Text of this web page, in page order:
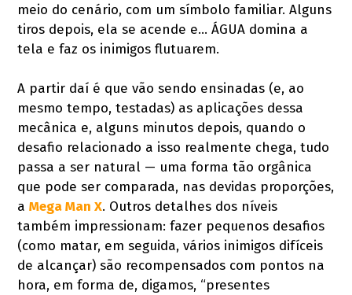
meio do cenário, com um símbolo familiar. Alguns
tiros depois, ela se acende e… ÁGUA domina a
tela e faz os inimigos flutuarem.
A partir daí é que vão sendo ensinadas (e, ao
mesmo tempo, testadas) as aplicações dessa
mecânica e, alguns minutos depois, quando o
desafio relacionado a isso realmente chega, tudo
passa a ser natural — uma forma tão orgânica
que pode ser comparada, nas devidas proporções,
aMega Man X. Outros detalhes dos níveis
também impressionam: fazer pequenos desafios
(como matar, em seguida, vários inimigos difíceis
de alcançar) são recompensados com pontos na
hora, em forma de, digamos, “presentes